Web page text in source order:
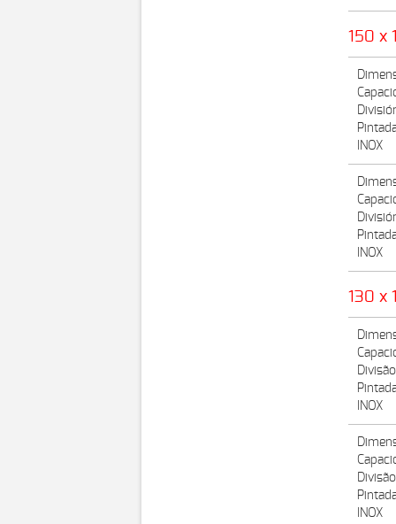
150 x
INOX
INOX
130 x
INOX
INOX